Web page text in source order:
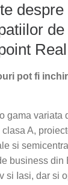
pot fi
gama variata
A,
si
business din
si Iasi, dar si